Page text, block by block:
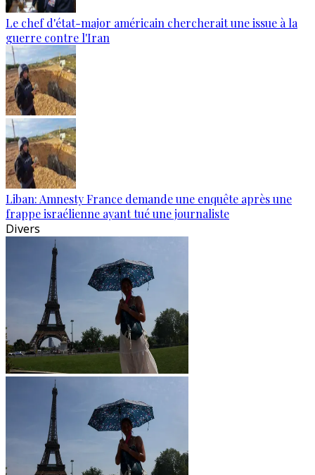
Le chef d'état-major américain chercherait une issue à la
guerre contre l'Iran
Liban: Amnesty France demande une enquête après une
frappe israélienne ayant tué une journaliste
Divers